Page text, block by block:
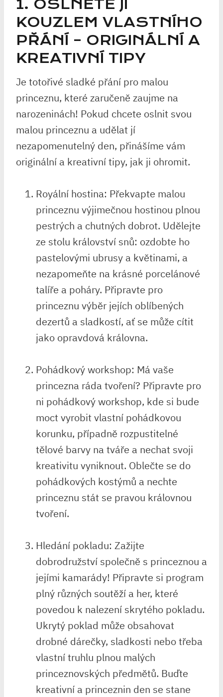
1. OSLNĚTE JI
KOUZLEM VLASTNÍHO‍
PŘÁNÍ‍ – ORIGINÁLNÍ A
KREATIVNÍ TIPY
Je totořivé sladké přání pro malou
princeznu, které zaručeně zaujme na
⁣narozeninách!‌ Pokud chcete oslnit svou
malou princeznu a ⁣udělat⁢ jí
nezapomenutelný den, přinášíme vám
originální a kreativní ⁤tipy, jak ⁢ji ohromit.
Royální hostina: Překvapte ⁢malou
princeznu výjimečnou‌ hostinou plnou
pestrých a chutných ⁤dobrot. Udělejte
ze⁤ stolu ​království snů: ozdobte ho
pastelovými ubrusy a květinami, a
nezapomeňte na krásné porcelánové
talíře⁢ a⁣ poháry. Připravte pro
princeznu‍ výběr jejích ​oblíbených
dezertů a⁣ sladkostí, ať‍ se může​ cítit
jako opravdová královna.
Pohádkový workshop: Má⁤ vaše
princezna ​ráda tvoření? Připravte ⁤pro
ni pohádkový workshop, kde ⁢si bude
moct vyrobit⁣ vlastní pohádkovou
⁤korunku, případně rozpustitelné
tělové⁤ barvy na tváře a nechat⁢ svoji⁢
kreativitu⁤ vyniknout. Oblečte se do
pohádkových⁢ kostýmů a nechte⁤
princeznu stát se pravou královnou
tvoření.
Hledání pokladu: Zažijte
⁢dobrodružství společně s princeznou a
jejími kamarády!⁢ Připravte si program
plný ⁢různých soutěží a⁤ her, které
povedou k nalezení skrytého‌ pokladu. ​
Ukrytý poklad může obsahovat
drobné dárečky, sladkosti nebo‌ třeba
vlastní truhlu plnou‍ malých​
princeznovských‌ předmětů. Buďte
kreativní a princeznin⁣ den ​se stane